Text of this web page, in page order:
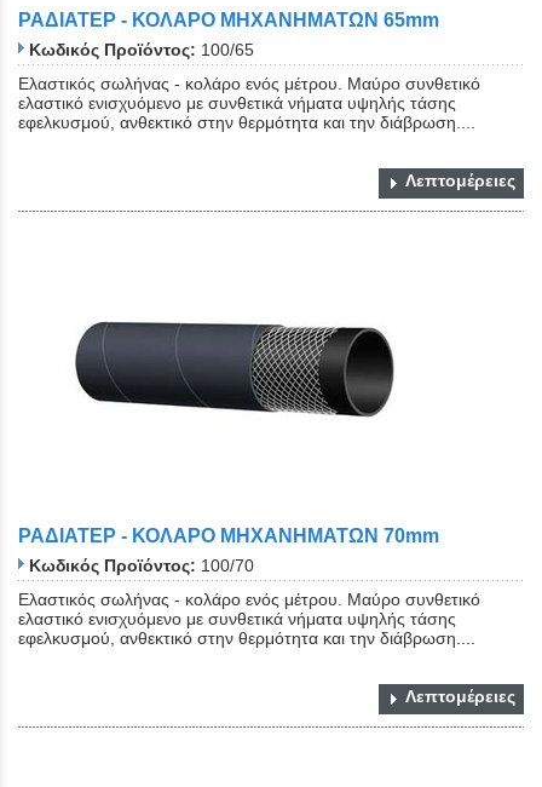
ΡΑΔΙΑΤΕΡ - ΚΟΛΑΡΟ ΜΗΧΑΝΗΜΑΤΩΝ 65mm
Κωδικός Προϊόντος: 100/65
Ελαστικός σωλήνας - κολάρο ενός μέτρου. Μαύρο συνθετικό
ελαστικό ενισχυόμενο με συνθετικά νήματα υψηλής τάσης
εφελκυσμού, ανθεκτικό στην θερμότητα και την διάβρωση....
Λεπτομέρειες
ΡΑΔΙΑΤΕΡ - ΚΟΛΑΡΟ ΜΗΧΑΝΗΜΑΤΩΝ 70mm
Κωδικός Προϊόντος: 100/70
Ελαστικός σωλήνας - κολάρο ενός μέτρου. Μαύρο συνθετικό
ελαστικό ενισχυόμενο με συνθετικά νήματα υψηλής τάσης
εφελκυσμού, ανθεκτικό στην θερμότητα και την διάβρωση....
Λεπτομέρειες